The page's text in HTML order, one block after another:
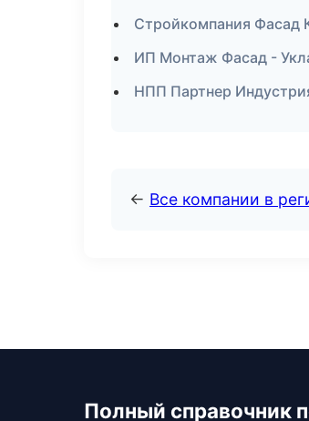
Стройкомпания Фасад
ИП Монтаж Фасад -
НПП Партнер
← Все компании в
Полный справочник